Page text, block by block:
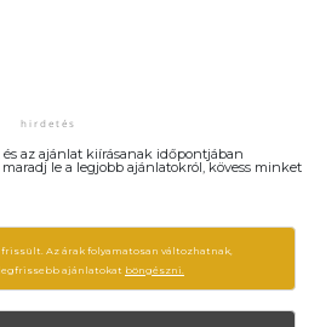
az ajánlat kiírásanak időpontjában
le a legjobb ajánlatokról, kövess minket
frissült. Az árak folyamatosan változhatnak,
ajánlatokat böngészni.